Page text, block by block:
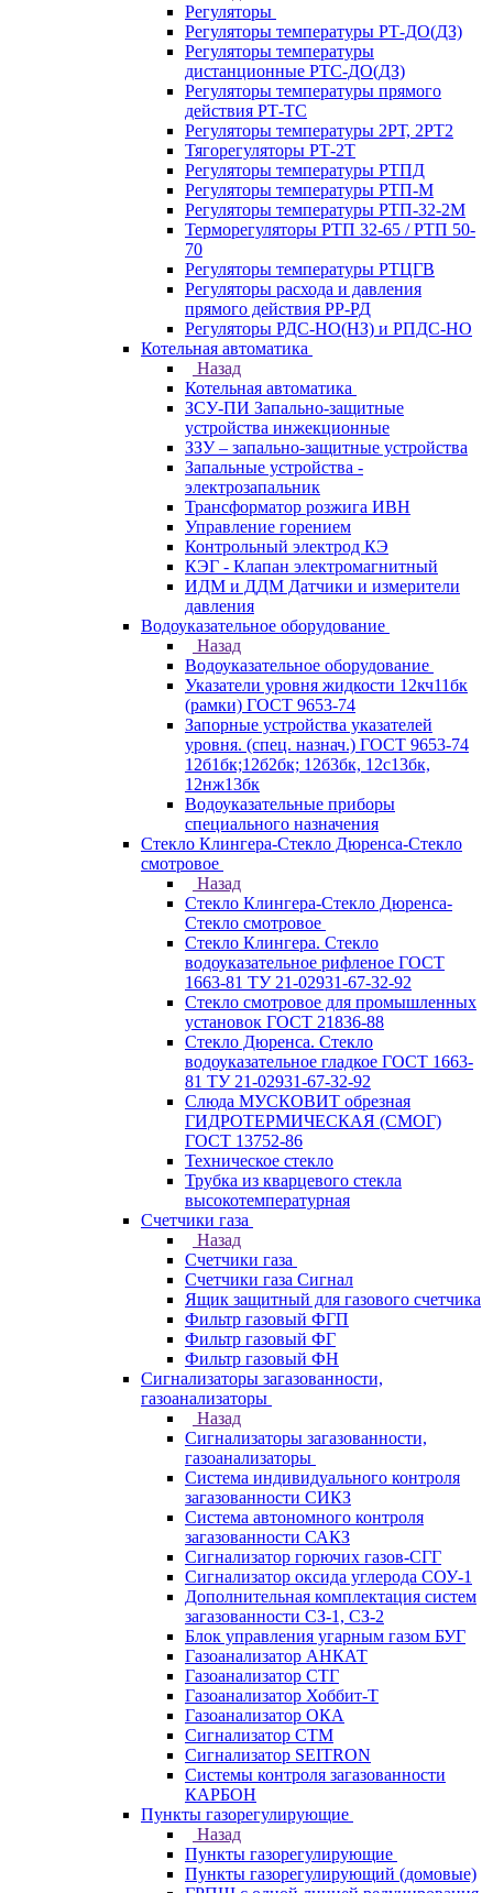
Регуляторы
Регуляторы температуры РТ-ДО(ДЗ)
Регуляторы температуры
дистанционные РТС-ДО(ДЗ)
Регуляторы температуры прямого
действия РТ-ТС
Регуляторы температуры 2РТ, 2РT2
Тягорегуляторы РТ-2Т
Регуляторы температуры РТПД
Регуляторы температуры РТП-M
Регуляторы температуры РТП-32-2М
Терморегуляторы РТП 32-65 / РТП 50-
70
Регуляторы температуры РТЦГВ
Регуляторы расхода и давления
прямого действия РР-РД
Регуляторы РДС-НО(НЗ) и РПДС-НО
Котельная автоматика
Назад
Котельная автоматика
ЗСУ-ПИ Запально-защитные
устройства инжекционные
ЗЗУ – запально-защитные устройства
Запальные устройства -
электрозапальник
Трансформатор розжига ИВН
Управление горением
Контрольный электрод КЭ
КЭГ - Клапан электромагнитный
ИДМ и ДДМ Датчики и измерители
давления
Водоуказательное оборудование
Назад
Водоуказательное оборудование
Указатели уровня жидкости 12кч11бк
(рамки) ГОСТ 9653-74
Запорные устройства указателей
уровня. (спец. назнач.) ГОСТ 9653-74
12б1бк;12б2бк; 12б3бк, 12с13бк,
12нж13бк
Водоуказательные приборы
специального назначения
Стекло Клингера-Стекло Дюренса-Стекло
смотровое
Назад
Стекло Клингера-Стекло Дюренса-
Стекло смотровое
Стекло Клингера. Стекло
водоуказательное рифленое ГОСТ
1663-81 ТУ 21-02931-67-32-92
Стекло смотровое для промышленных
установок ГОСТ 21836-88
Стекло Дюренса. Стекло
водоуказательное гладкое ГОСТ 1663-
81 ТУ 21-02931-67-32-92
Слюда МУСКОВИТ обрезная
ГИДРОТЕРМИЧЕСКАЯ (СМОГ)
ГОСТ 13752-86
Техническое стекло
Трубка из кварцевого стекла
высокотемпературная
Счетчики газа
Назад
Счетчики газа
Счетчики газа Сигнал
Ящик защитный для газового счетчика
Фильтр газовый ФГП
Фильтр газовый ФГ
Фильтр газовый ФН
Сигнализаторы загазованности,
газоанализаторы
Назад
Сигнализаторы загазованности,
газоанализаторы
Система индивидуального контроля
загазованности СИКЗ
Система автономного контроля
загазованности САКЗ
Сигнализатор горючих газов-СГГ
Сигнализатор оксида углерода СОУ-1
Дополнительная комплектация систем
загазованности СЗ-1, СЗ-2
Блок управления угарным газом БУГ
Газоанализатор АНКАТ
Газоанализатор СТГ
Газоанализатор Хоббит-Т
Газоанализатор ОКА
Сигнализатор СТМ
Сигнализатор SEITRON
Системы контроля загазованности
КАРБОН
Пункты газорегулирующие
Назад
Пункты газорегулирующие
Пункты газорегулирующий (домовые)